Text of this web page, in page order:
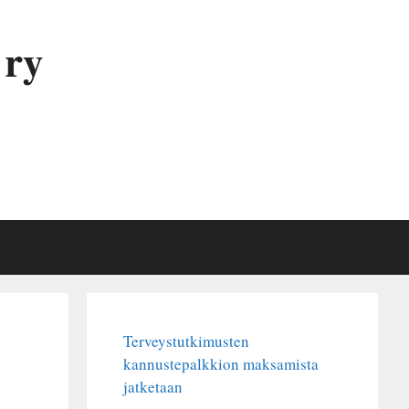
Terveystutkimusten
kannustepalkkion maksamista
jatketaan